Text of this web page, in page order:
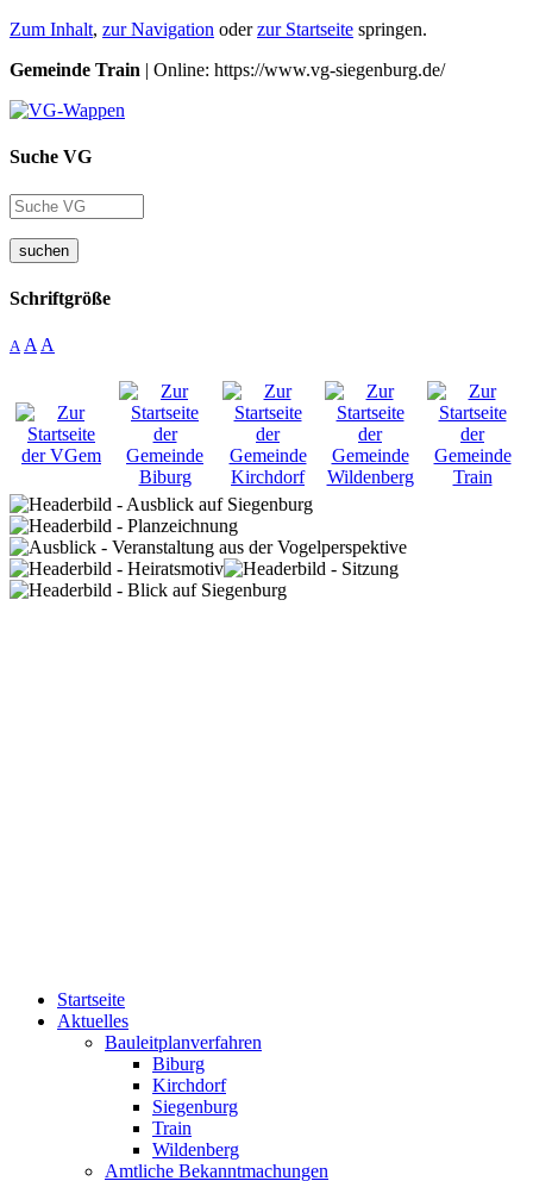
Zum Inhalt, zur Navigation oderzur Startseite springen.
Gemeinde Train | Online: https://www.vg-siegenburg.de/
Suche VG
suchen
Schriftgröße
A A A
Startseite
Aktuelles
Bauleitplanverfahren
Biburg
Kirchdorf
Siegenburg
Train
Wildenberg
Amtliche Bekanntmachungen